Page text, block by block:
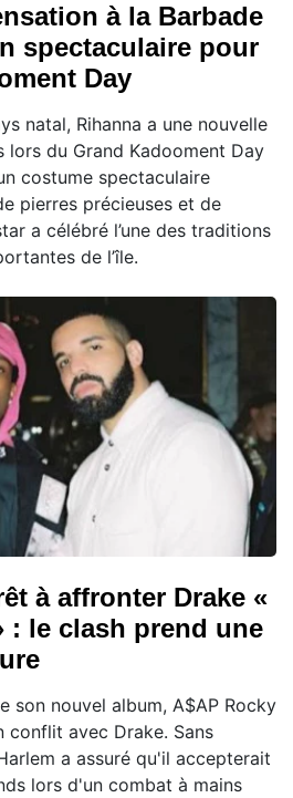
à la Barbade
spectaculaire pour
Day
natal, Rihanna a une nouvelle
lors du Grand Kadooment Day
costume spectaculaire
pierres précieuses et de
a célébré l’une des traditions
de l’île.
à affronter Drake «
: le clash prend une
son nouvel album, A$AP Rocky
conflit avec Drake. Sans
a assuré qu'il accepterait
lors d'un combat à mains